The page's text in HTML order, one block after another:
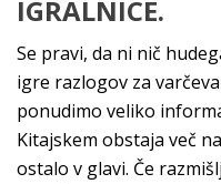
IGRALNICE.
Se pravi, da ni nič
igre razlogov za
ponudimo veliko
Kitajskem obstaja več
ostalo v glavi. Če